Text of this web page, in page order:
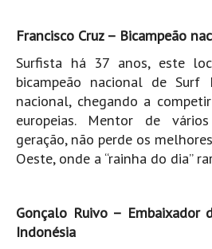
Costa da Caparica - Fonte da Telha HD
ALENTEJO / ALGARVE
Monte Clérigo HD - O sargo
Faro HD
Faro Surf Spot HD
Fuzeta Vista Mar HD
MADEIRA
Francisco Cruz – Bicampeão
Surfista há 37 anos, este
bicampeão nacional de
nacional, chegando a
europeias. Mentor de
geração, não perde os
Oeste, onde a “rainha do dia”
Gonçalo Ruivo – Embaixador
Indonésia